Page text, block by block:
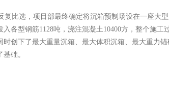
比选，项目部最终确定将沉箱预制场设在一座大
各型钢筋1128吨，浇注混凝土10400方，整个施工
创下了最大重量沉箱、最大体积沉箱、最大重力
础。